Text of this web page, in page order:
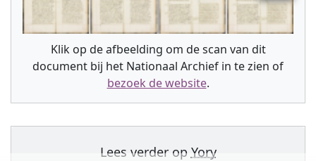
Klik op de afbeelding om de scan van dit
document bij het Nationaal Archief in te zien of
bezoek de website.
Lees verder op Yory